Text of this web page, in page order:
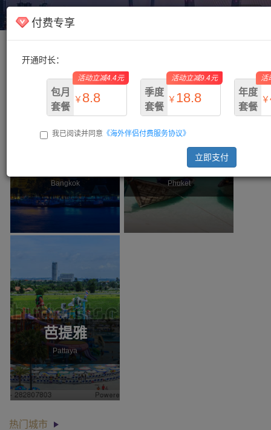
海外伴侣
付费专享
开通时长：
包月
套餐
￥ 8.8
￥13.2
活动立减4.4元
季度
套餐
￥ 18.8
￥28.2
活动立减9.4元
年度
套餐
￥
活
我已阅读并同意 《海外伴侣付费服务协议》
立即支付
主页/ 泰国
Bangkok
普吉
Phuket
芭提雅
Pattaya
热门城市